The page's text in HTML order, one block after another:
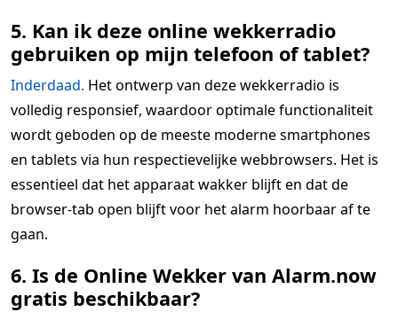
5. Kan ik deze online wekkerradio
gebruiken op mijn telefoon of tablet?
Inderdaad. Het ontwerp van deze wekkerradio is
volledig responsief, waardoor optimale functionaliteit
wordt geboden op de meeste moderne smartphones
en tablets via hun respectievelijke webbrowsers. Het is
essentieel dat het apparaat wakker blijft en dat de
browser-tab open blijft voor het alarm hoorbaar af te
gaan.
6. Is de Online Wekker van Alarm.now
gratis beschikbaar?